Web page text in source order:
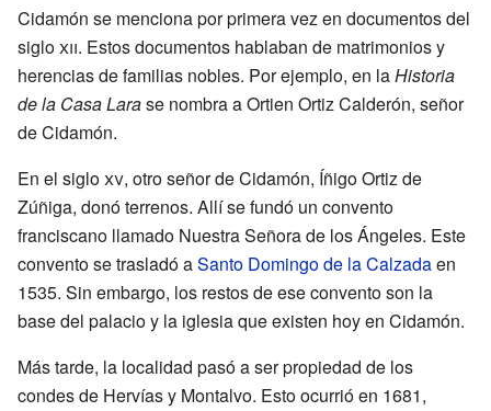
Cidamón se menciona por primera vez en documentos del
sigloxii. Estos documentos hablaban de matrimonios y
herencias de familias nobles. Por ejemplo, en laHistoria
de la Casa Larase nombra a Ortien Ortiz Calderón, señor
de Cidamón.
En el sigloxv, otro señor de Cidamón, Íñigo Ortiz de
Zúñiga, donó terrenos. Allí se fundó un convento
franciscano llamado Nuestra Señora de los Ángeles. Este
convento se trasladó aSanto Domingo de la Calzadaen
1535. Sin embargo, los restos de ese convento son la
base del palacio y la iglesia que existen hoy en Cidamón.
Más tarde, la localidad pasó a ser propiedad de los
condes de Hervías y Montalvo. Esto ocurrió en 1681,